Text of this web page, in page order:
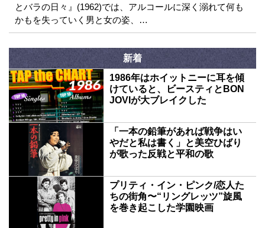
とバラの日々』(1962)では、アルコールに深く溺れて何も
かもを失っていく男と女の姿、…
新着
1986年はホイットニーに耳を傾
けていると、ビースティとBON
JOVIが大ブレイクした
「一本の鉛筆があれば戦争はい
やだと私は書く」と美空ひばり
が歌った反戦と平和の歌
プリティ・イン・ピンク/恋人た
ちの街角〜“リングレッツ”旋風
を巻き起こした学園映画